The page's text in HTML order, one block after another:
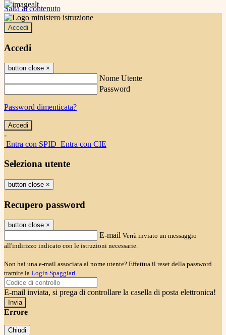
Salta al contenuto
Accedi
Accedi
button close ×
Nome Utente
Password
Password dimenticata?
-
Entra con SPID Entra con CIE
Seleziona utente
button close ×
Recupero password
button close ×
E-mail Verrà inviato un messaggio
all'indirizzo indicato con le istruzioni necessarie.
Non hai una e-mail associata al nome utente? Effettua il reset della password
tramite la Login Spaggiari
E-mail inviata, si prega di controllare la casella di posta elettronica!
Errore
Chiudi